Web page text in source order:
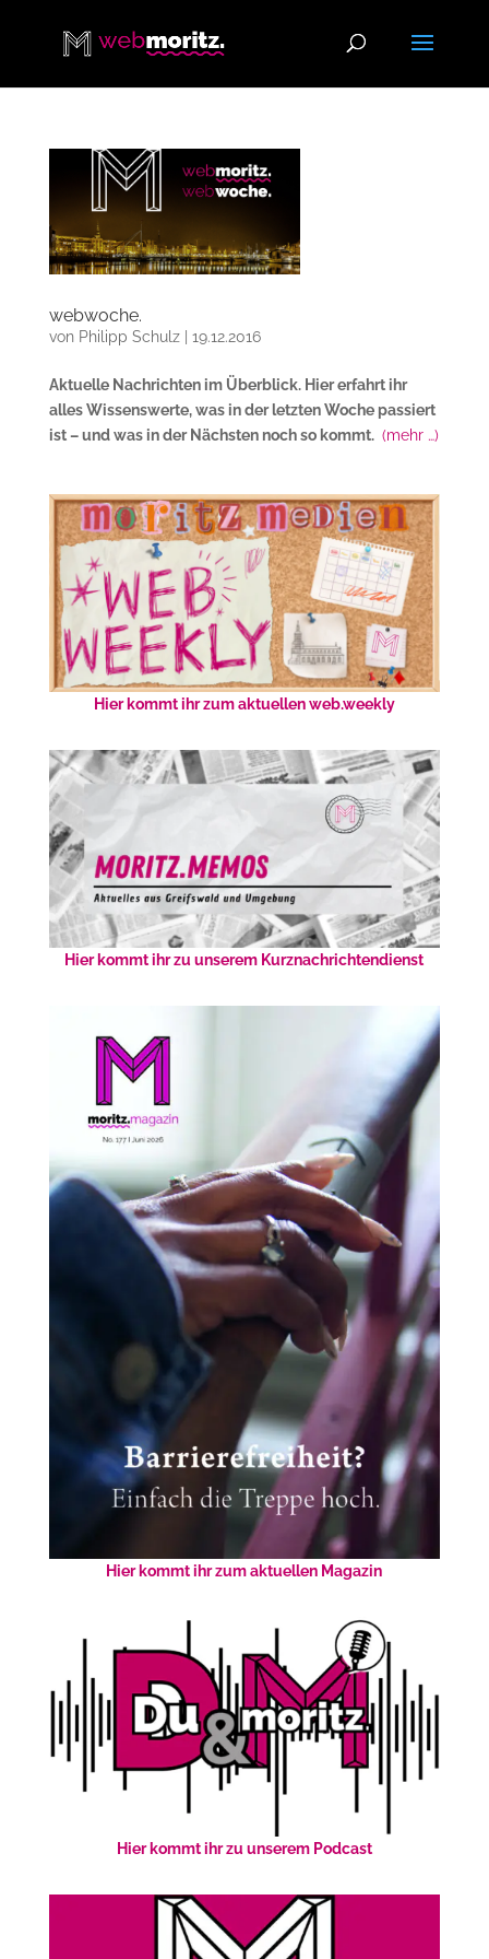
webwoche.
von Philipp Schulz| 19.12.2016
Aktuelle Nachrichten im Überblick. Hier erfahrt ihr
alles Wissenswerte, was in der letzten Woche passiert
ist – und was in der Nächsten noch so kommt. (mehr …)
Hier kommt ihr zum aktuellen web.weekly
Hier kommt ihr zu unserem Kurznachrichtendienst
Hier kommt ihr zum aktuellen Magazin
Hier kommt ihr zu unserem Podcast